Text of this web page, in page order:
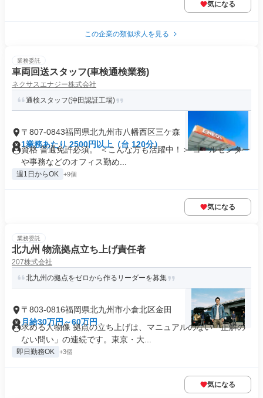
気になる
この企業の類似求人を見る
業務委託
車両回送スタッフ(車検通検業務)
ネクサスエナジー株式会社
通検スタッフ(沖田認証工場)
〒807-0843福岡県北九州市八幡西区三ケ森
1業務あたり 2500円以上（台 120分）
資格 普通免許必須。 ＜こんな方も活躍中！＞ コールセンター
や事務などのオフィス勤め...
週1日からOK +9個
気になる
業務委託
北九州 物流拠点立ち上げ責任者
207株式会社
北九州の拠点をゼロから作るリーダーを募集
〒803-0816福岡県北九州市小倉北区金田
月給30万円～60万円
求める人物像 拠点の立ち上げは、マニュアルのない「正解の
ない問い」の連続です。東京・大...
即日勤務OK +3個
気になる